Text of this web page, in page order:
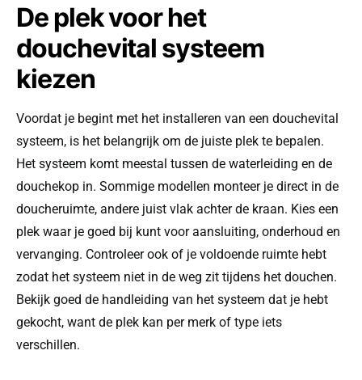
De plek voor het
douchevital systeem
kiezen
Voordat je begint met het installeren van een douchevital
systeem, is het belangrijk om de juiste plek te bepalen.
Het systeem komt meestal tussen de waterleiding en de
douchekop in. Sommige modellen monteer je direct in de
doucheruimte, andere juist vlak achter de kraan. Kies een
plek waar je goed bij kunt voor aansluiting, onderhoud en
vervanging. Controleer ook of je voldoende ruimte hebt
zodat het systeem niet in de weg zit tijdens het douchen.
Bekijk goed de handleiding van het systeem dat je hebt
gekocht, want de plek kan per merk of type iets
verschillen.